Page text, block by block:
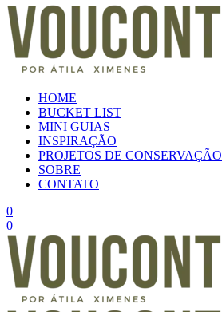
HOME
BUCKET LIST
MINI GUIAS
INSPIRAÇÃO
PROJETOS DE CONSERVAÇÃO
SOBRE
CONTATO
0
0